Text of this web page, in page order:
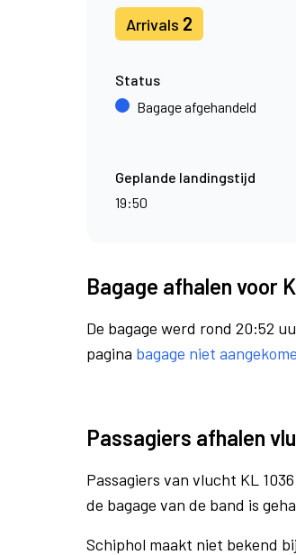
Arrivals 2
Status
Bagage afgehandeld
Geplande landingstijd
19:50
Bagage afhalen voor
De bagage werd rond 20:52
pagina bagage niet
Passagiers afhalen
Passagiers van vlucht KL
de bagage van de band is
Schiphol maakt niet bekend